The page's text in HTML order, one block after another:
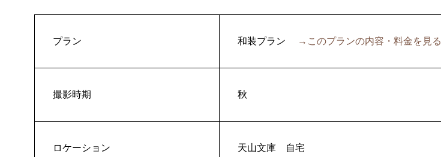
プラン 和装プラン →このプランの内容・料金を見る
撮影時期 秋
ロケーション 天山文庫 自宅